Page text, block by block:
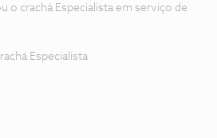
o crachá Especialista em serviço de
Especialista